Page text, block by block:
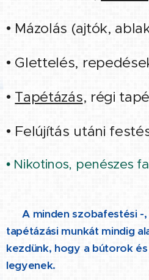
• Mázolás (ajtók,
• Glettelés,
• Tapétázás, régi
• Felújítás utáni
• Nikotinos, penészes
👉 A minden szobafestési
tapétázási munkát mindig
kezdünk, hogy a bútorok
legyenek.